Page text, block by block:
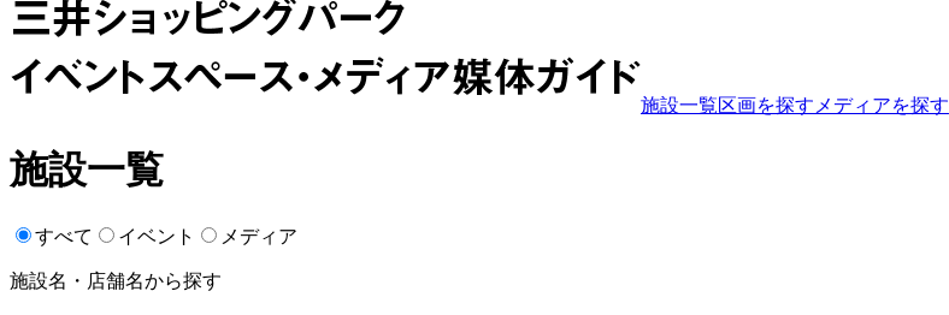
施設一覧区画を探す メディアを探す
施設一覧
すべて イベント メディア
施設名・店舗名から探す